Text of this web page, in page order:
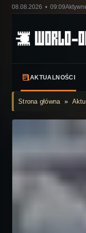
08.08.2026 • 09:09
AKTUALNOŚCI
Strona główna»